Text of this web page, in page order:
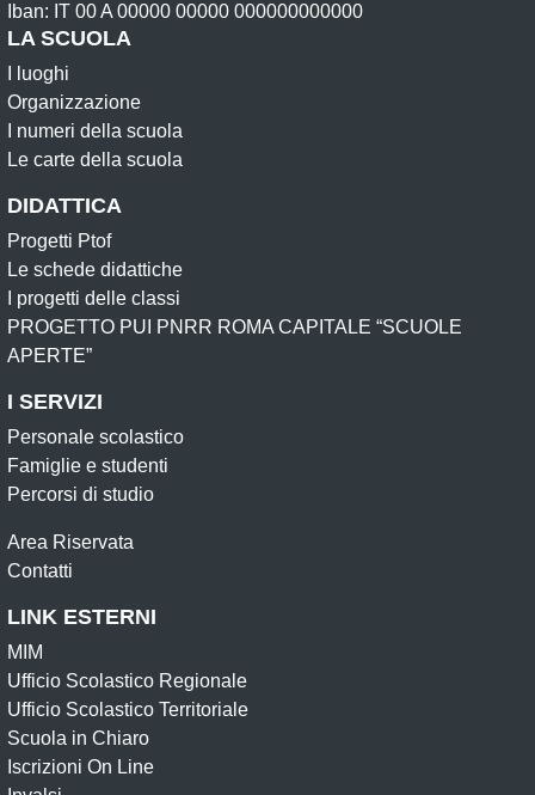
Iban: IT 00 A 00000 00000 000000000000
LA SCUOLA
I luoghi
Organizzazione
I numeri della scuola
Le carte della scuola
DIDATTICA
Progetti Ptof
Le schede didattiche
I progetti delle classi
PROGETTO PUI PNRR ROMA CAPITALE “SCUOLE
APERTE”
I SERVIZI
Personale scolastico
Famiglie e studenti
Percorsi di studio
Area Riservata
Contatti
LINK ESTERNI
MIM
Ufficio Scolastico Regionale
Ufficio Scolastico Territoriale
Scuola in Chiaro
Iscrizioni On Line